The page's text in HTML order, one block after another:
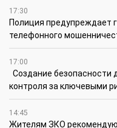
17:30
Полиция предупреждает
телефонного
17:00
Создание безопасности
контроля за ключевыми
14:45
Жителям ЗКО